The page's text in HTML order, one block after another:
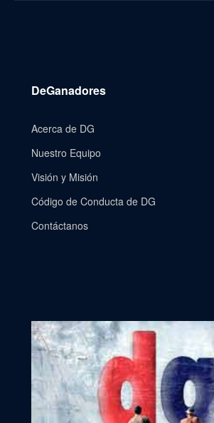
DeGanadores
Acerca de DG
Nuestro Equipo
Visión y Misión
Código de Conducta de DG
Contáctanos